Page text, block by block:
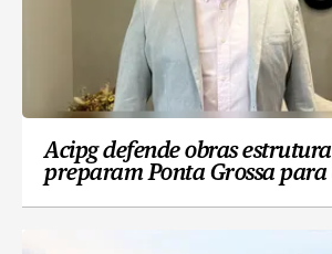
Acipg defende obras
preparam Ponta Grossa